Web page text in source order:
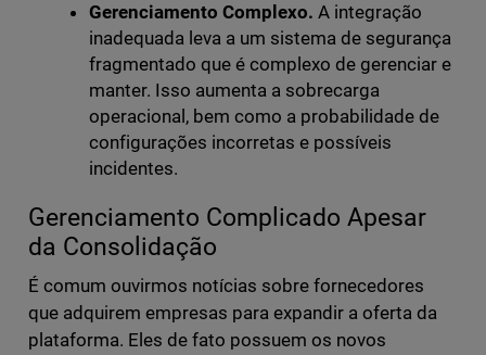
Gerenciamento Complexo. A integração
inadequada leva a um sistema de segurança
fragmentado que é complexo de gerenciar e
manter. Isso aumenta a sobrecarga
operacional, bem como a probabilidade de
configurações incorretas e possíveis
incidentes.
Gerenciamento Complicado Apesar
da Consolidação
É comum ouvirmos notícias sobre fornecedores
que adquirem empresas para expandir a oferta da
plataforma. Eles de fato possuem os novos